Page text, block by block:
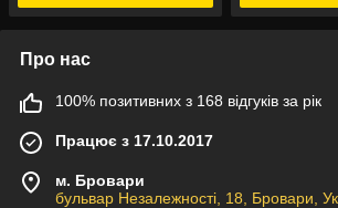
Про нас
100% позитивних з 168 відгуків за рік
Працює з 17.10.2017
м. Бровари
бульвар Незалежності, 18, Бровари,